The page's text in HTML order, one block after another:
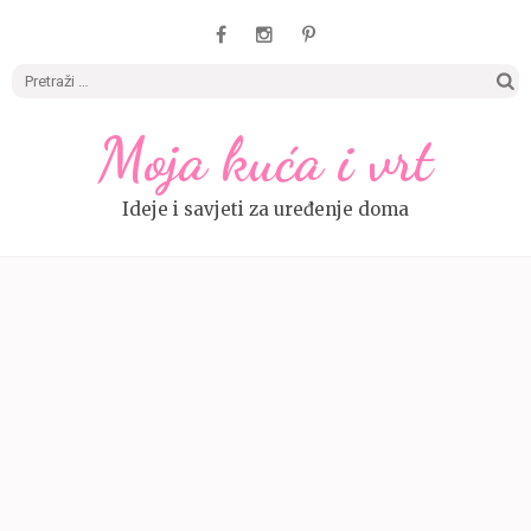
Moja kuća i vrt
Ideje i savjeti za uređenje doma